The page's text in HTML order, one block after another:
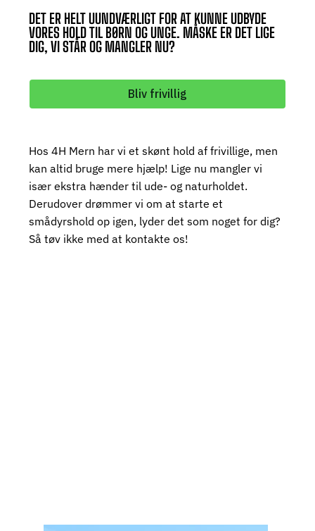
DET ER HELT UUNDVÆRLIGT FOR AT KUNNE UDBYDE
VORES HOLD TIL BØRN OG UNGE. MÅSKE ER DET LIGE
DIG, VI STÅR OG MANGLER NU?
Bliv frivillig
Hos 4H Mern har vi et skønt hold af frivillige, men
kan altid bruge mere hjælp! Lige nu mangler vi
især ekstra hænder til ude- og naturholdet.
Derudover drømmer vi om at starte et
smådyrshold op igen, lyder det som noget for dig?
Så tøv ikke med at kontakte os!